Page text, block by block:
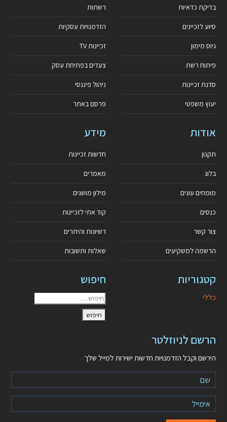
בדיקת כדאיות
סיוע לזכיינים
גיוס מימון
פיתוח רשת
סדנת זכיינות
יעוץ משפטי
רשתות
הזדמנויות עסקיות
זכיינות TV
צעדים בפתיחת עסק
ניהול פיננסי
פרסם באתר
אודות
תקנון
בלוג
מומחים עונים
כנסים
צור קשר
הרשמה למשקיעים
מידע
חדשות זכיינות
מאמרים
מילון מושגים
קוד אתי לזכיינות
רשיונות והיתרים
שאלות ותשובות
קטגוריות
כללי
חיפוש
הרשם לניוזלטר
הירשם וקבל הזדמנויות חדשות ישירות למייל שלך